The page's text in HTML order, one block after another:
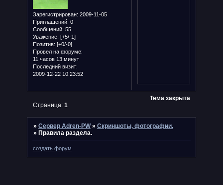
Зарегистрирован: 2009-11-05
Приглашений: 0
Сообщений: 55
Уважение: [+5/-1]
Позитив: [+0/-0]
Провел на форуме:
11 часов 13 минут
Последний визит:
2009-12-22 10:23:52
Тема закрыта
Страница: 1
» Сервер Adren-PW » Скриншоты, фотографии.
» Правила раздела.
создать форум